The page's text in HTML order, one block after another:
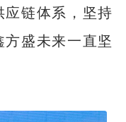
链体系，坚持
盛未来一直坚